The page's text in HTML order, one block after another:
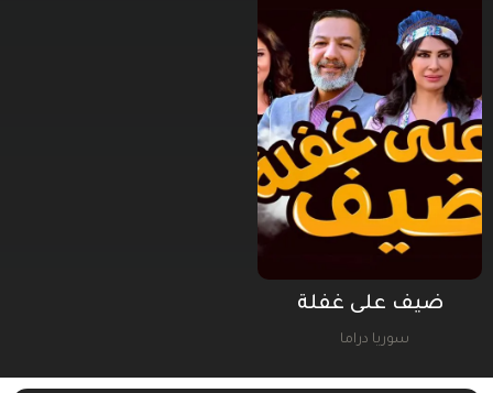
ضيف على غفلة
سوريا دراما